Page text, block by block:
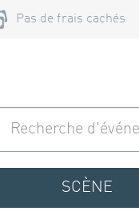
Pas de frais cachés
SCÈNE